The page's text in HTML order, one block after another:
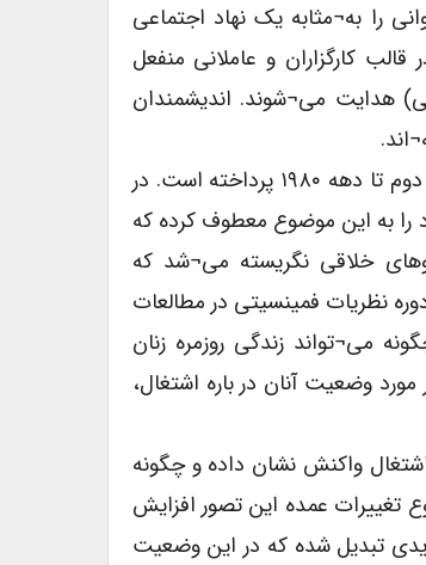
را به¬مثابه یک نهاد اجتماعی
کارگزاران و عاملانی منفعل
هدایت می¬شوند. اندیشمندان
نویسنده در فصل سوم کتاب به تحلیل رابطه علوم اجتماعی و سیاست از پایان جنگ جهانی دوم تا دهه ۱۹۸۰ پرداخته است. در
را به این موضوع معطوف کرده که
خلاقی نگریسته می¬شد که
نظریات فمینسیتی در مطالعات
می¬تواند زندگی روزمره زنان
وضعیت آنان در باره اشتغال،
واکنش نشان داده و چگونه
تغییرات عمده این تصور افزایش
تبدیل شده که در این وضعیت